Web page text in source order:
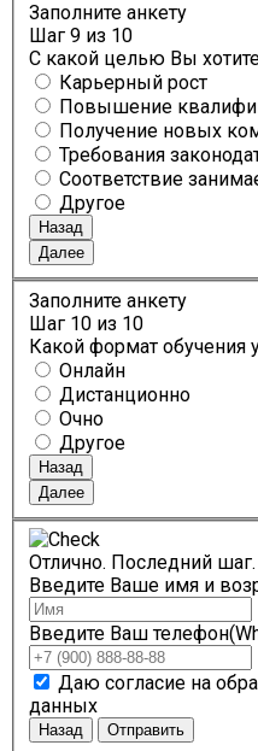
Заполните анкету
Шаг 9 из 10
С какой целью Вы
Карьерный рост
Повышение
Получение новых
Требования
Соответствие
Другое
Назад
Далее
Заполните анкету
Шаг 10 из 10
Какой формат обучения
Онлайн
Дистанционно
Очно
Другое
Назад
Далее
Отлично. Последний шаг.
Введите Ваше имя и
Введите Ваш
Даю согласие на
данных
Назад Отправить